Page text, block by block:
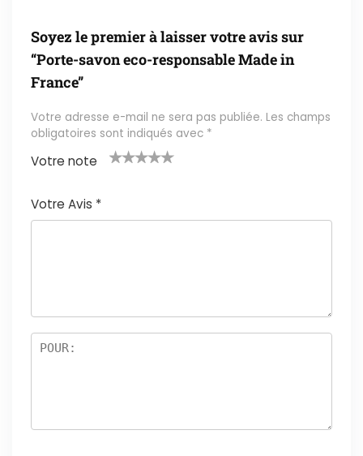
Soyez le premier à laisser votre avis sur
“Porte-savon eco-responsable Made in
France”
Votre adresse e-mail ne sera pas publiée. Les champs
obligatoires sont indiqués avec *
Votre note
t
5
s
5
Votre Avis *